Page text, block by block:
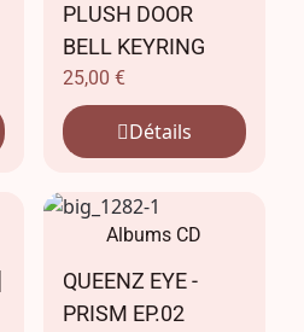
PLUSH DOOR
BELL KEYRING
25,00 €
Détails
Albums CD
QUEENZ EYE -
PRISM EP.02